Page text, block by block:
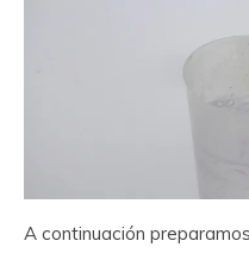
A continuación